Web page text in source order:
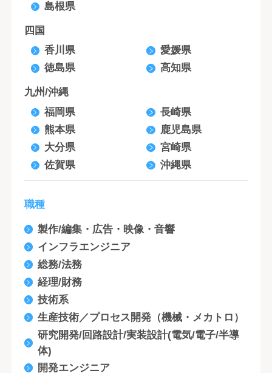
島根県
四国
香川県
愛媛県
徳島県
高知県
九州/沖縄
福岡県
長崎県
熊本県
鹿児島県
大分県
宮崎県
佐賀県
沖縄県
職種
製作/編集・広告・映像・音響
インフラエンジニア
総務/法務
経理/財務
技術系
生産技術／プロセス開発（機械・メカトロ）
研究開発/回路設計/実装設計(電気/電子/半導
体)
開発エンジニア